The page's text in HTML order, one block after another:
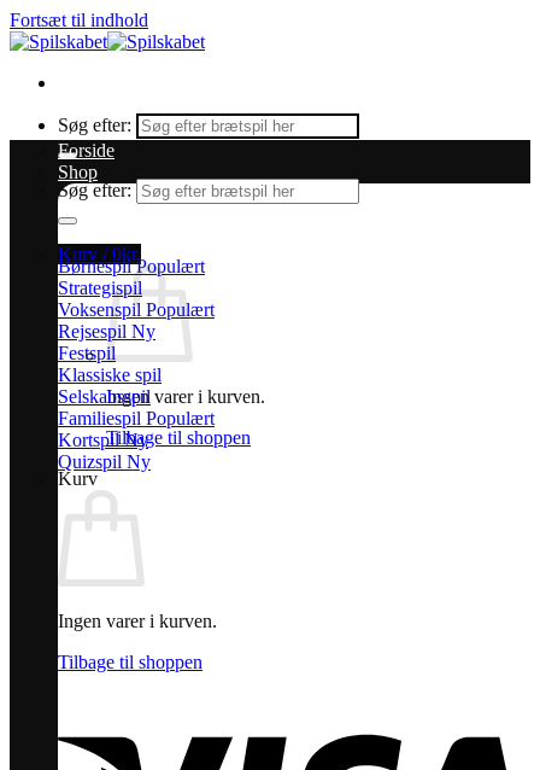
Fortsæt til indhold
Søg efter:
Søg efter:
Kurv /0kr.
Ingen varer i kurven.
Tilbage til shoppen
Kurv
Ingen varer i kurven.
Tilbage til shoppen
Forside
Shop
Børnespil
Strategispil
Voksenspil
Rejsespil
Festspil
Klassiske spil
Selskabsspil
Familiespil
Kortspil
Quizspil